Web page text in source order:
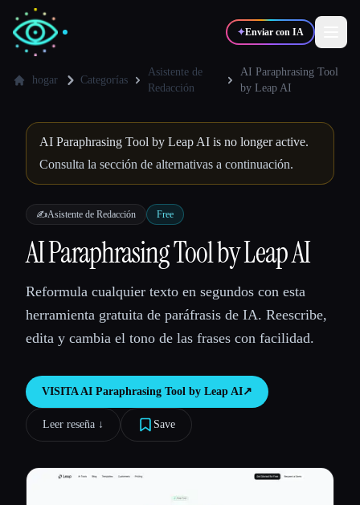
✦Enviar con IA
💻Desarrolladores 📈Marketers
🎓Estudiantes
Blog
Todas las categorías
Acerca de
hogar Categorías
Asistente de
Redacción
AI Paraphrasing Tool
by Leap AI
AI Paraphrasing Tool by Leap AI is no longer active.
Consulta la sección de alternativas a continuación.
✍️Asistente de Redacción Free
AI Paraphrasing Tool by Leap AI
Reformula cualquier texto en segundos con esta
herramienta gratuita de paráfrasis de IA. Reescribe,
edita y cambia el tono de las frases con facilidad.
VISITAAI Paraphrasing Tool by Leap AI↗︎
Leer reseña ↓︎ Save